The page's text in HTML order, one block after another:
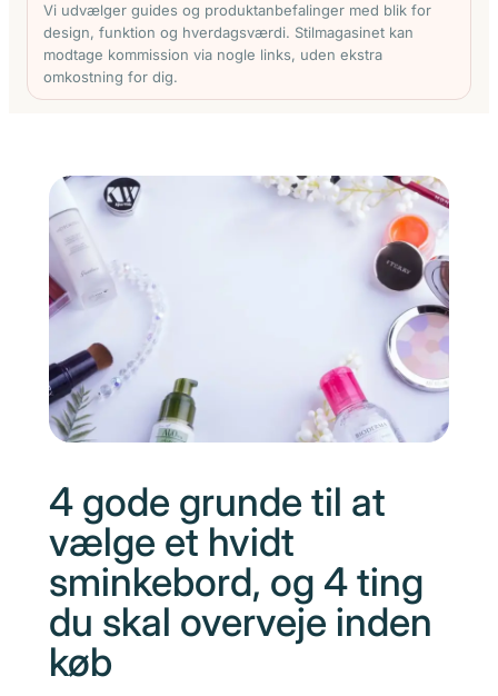
Vi udvælger guides og produktanbefalinger med blik for
design, funktion og hverdagsværdi. Stilmagasinet kan
modtage kommission via nogle links, uden ekstra
omkostning for dig.
4 gode grunde til at
vælge et hvidt
sminkebord, og 4 ting
du skal overveje inden
køb